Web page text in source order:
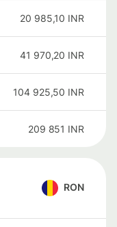
20 985,10 INR
41 970,20 INR
104 925,50 INR
209 851 INR
RON